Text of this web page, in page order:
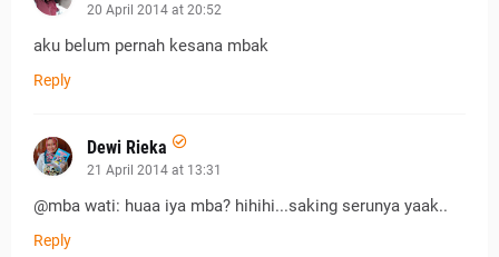
20 April 2014 at 20:52
aku belum pernah kesana mbak
Reply
Dewi Rieka
21 April 2014 at 13:31
@mba wati: huaa iya mba? hihihi...saking serunya yaak..
Reply